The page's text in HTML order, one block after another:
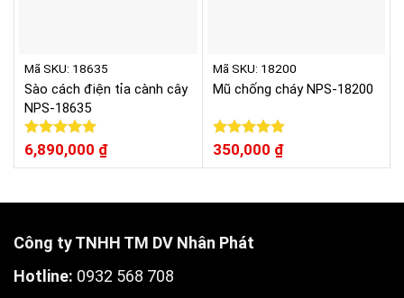
Mã SKU: 18635
Sào cách điện tỉa cành cây
NPS-18635
Được xếp
hạng
5.00
6,890,000 ₫
Mã SKU: 18200
Mũ chống cháy NPS-18200
Được xếp
hạng
350,000 ₫
Công ty TNHH TM DV Nhân Phát
Hotline: 0932 568 708